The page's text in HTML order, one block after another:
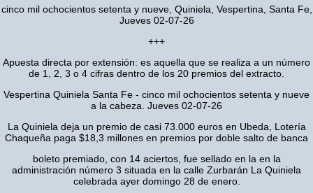
cinco mil ochocientos setenta y nueve, Quiniela, Vespertina, Santa Fe,
Jueves 02-07-26
+++
Apuesta directa por extensión: es aquella que se realiza a un número
de 1, 2, 3 o 4 cifras dentro de los 20 premios del extracto.
Vespertina Quiniela Santa Fe - cinco mil ochocientos setenta y nueve
a la cabeza. Jueves 02-07-26
La Quiniela deja un premio de casi 73.000 euros en Ubeda, Lotería
Chaqueña paga $18,3 millones en premios por doble salto de banca
boleto premiado, con 14 aciertos, fue sellado en la en la
administración número 3 situada en la calle Zurbarán La Quiniela
celebrada ayer domingo 28 de enero.